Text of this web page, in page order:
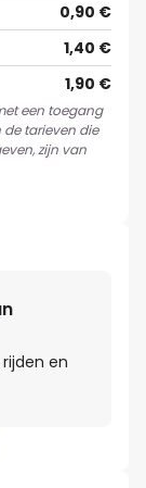
0,90 €
1,40 €
1,90 €
een toegang
de tarieven die
zijn van
en